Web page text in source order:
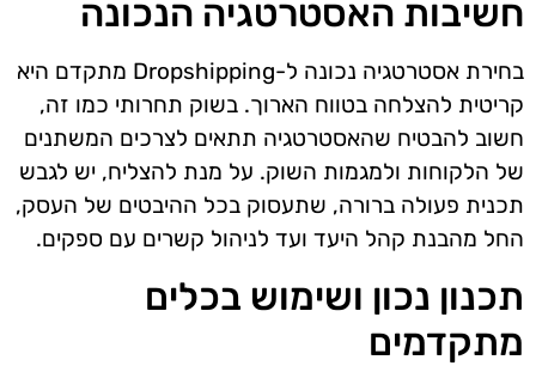
חשיבות האסטרטגיה הנכונה
בחירת אסטרטגיה נכונה ל-Dropshipping מתקדם היא
קריטית להצלחה בטווח הארוך. בשוק תחרותי כמו זה,
חשוב להבטיח שהאסטרטגיה תתאים לצרכים המשתנים
של הלקוחות ולמגמות השוק. על מנת להצליח, יש לגבש
תכנית פעולה ברורה, שתעסוק בכל ההיבטים של העסק,
החל מהבנת קהל היעד ועד לניהול קשרים עם ספקים.
תכנון נכון ושימוש בכלים
מתקדמים